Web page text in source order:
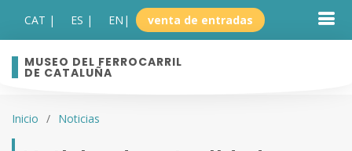
CAT | ES | EN | venta de entradas
MUSEO DEL FERROCARRIL
DE CATALUÑA
Inicio Noticias